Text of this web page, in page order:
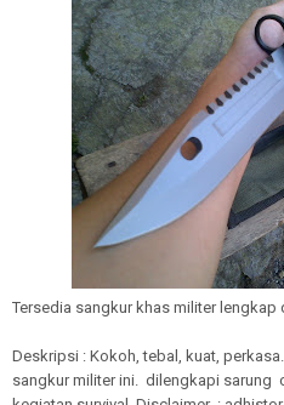
Tersedia sangkur khas militer lengkap
Deskripsi : Kokoh, tebal, kuat,
sangkur militer ini. dilengkapi